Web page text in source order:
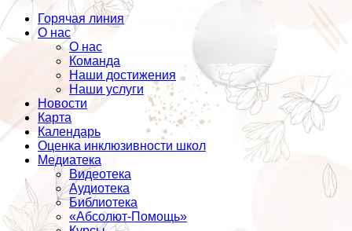
Горячая линия
О нас
О нас
Команда
Наши достижения
Наши услуги
Новости
Карта
Календарь
Оценка инклюзивности школ
Медиатека
Видеотека
Аудиотека
Библиотека
«Абсолют-Помощь»